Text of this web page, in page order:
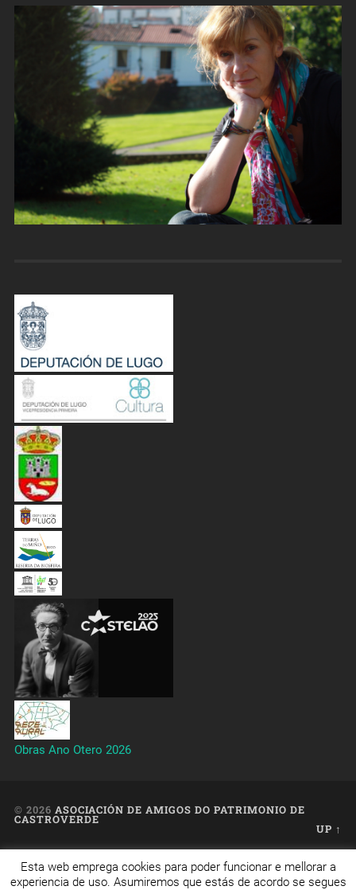
Obras Ano Otero 2026
© 2026 ASOCIACIÓN DE AMIGOS DO PATRIMONIO DE
CASTROVERDE
UP ↑
Web creada, aloxada e mantida por Café Dixital SL - 2026.
Esta web emprega cookies para poder funcionar e mellorar a
experiencia de uso. Asumiremos que estás de acordo se segues